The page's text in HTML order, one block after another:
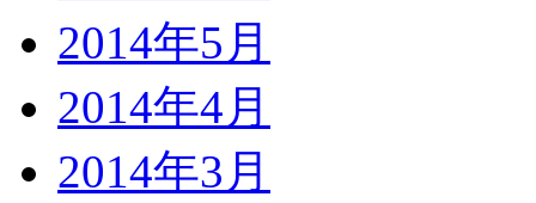
2014年5月
2014年4月
2014年3月